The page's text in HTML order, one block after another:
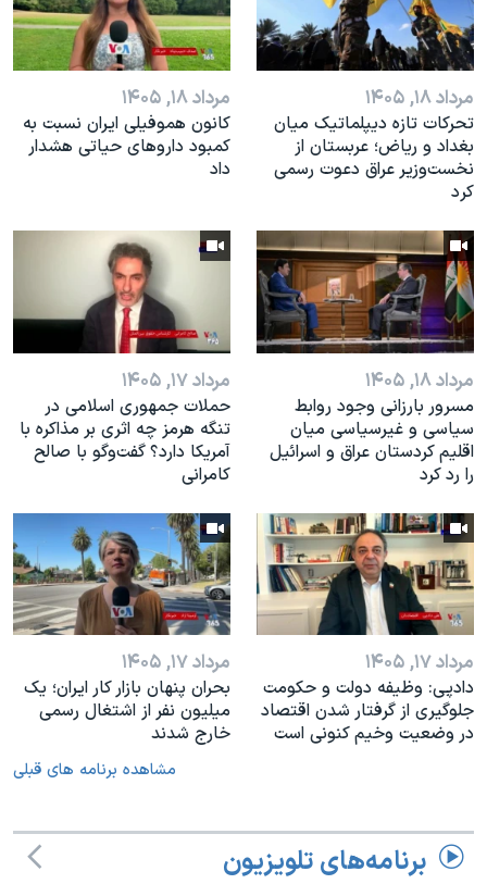
مرداد ۱۸, ۱۴۰۵
تحرکات تازه دیپلماتیک میان
بغداد و ریاض؛ عربستان از
نخست‌وزیر عراق دعوت رسمی
کرد
مرداد ۱۸, ۱۴۰۵
کانون هموفیلی ایران نسبت به
کمبود داروهای حیاتی هشدار
داد
مرداد ۱۸, ۱۴۰۵
مسرور بارزانی وجود روابط
سیاسی و غیرسیاسی میان
اقلیم کردستان عراق و اسرائيل
را رد کرد
مرداد ۱۷, ۱۴۰۵
حملات جمهوری اسلامی در
تنگه هرمز چه اثری بر مذاکره با
آمریکا دارد؟ گفت‌وگو با صالح
کامرانی
مرداد ۱۷, ۱۴۰۵
دادپی: وظیفه دولت و حکومت
جلوگیری از گرفتار شدن اقتصاد
در وضعیت وخیم کنونی است
مرداد ۱۷, ۱۴۰۵
بحران پنهان بازار کار ایران؛ یک
میلیون نفر از اشتغال رسمی
خارج شدند
مشاهده برنامه های قبلی
برنامه‌های تلویزیون